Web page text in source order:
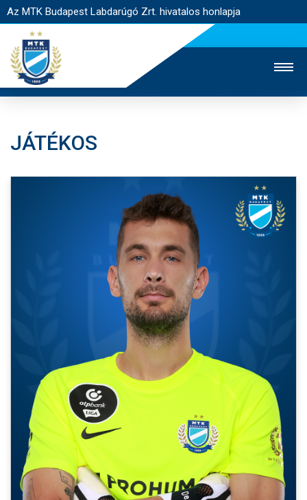
Az MTK Budapest Labdarúgó Zrt. hivatalos honlapja
STADION
EGYESÜLET
KAPCSOLAT
NYITÓLAP
HÍREK
CSAPATOK
MÉRKŐZÉSEK
GALÉRIA
SZURKOLÓI ÉLMÉNYEK
AKKREDITÁCIÓ
JÁTÉKOS